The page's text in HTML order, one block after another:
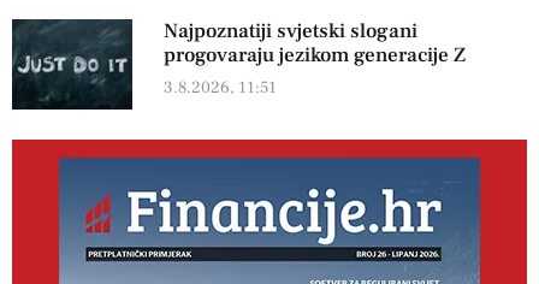
Najpoznatiji svjetski slogani
progovaraju jezikom generacije Z
3.8.2026, 11:51